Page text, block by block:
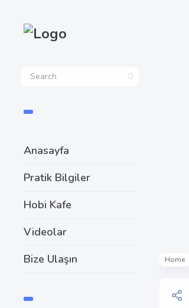
Anasayfa
Pratik Bilgiler
Hobi Kafe
Videolar
Bize Ulaşın
Home